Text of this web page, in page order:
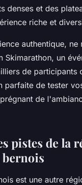
denses et des
riche et
authentique, ne
Skimarathon, un
de participants
parfaite de tester
de
pistes de la
est une autre